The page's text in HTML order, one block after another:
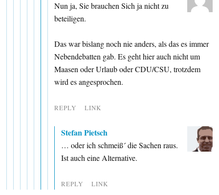
Nun ja, Sie brauchen Sich ja nicht zu
beteiligen.
Das war bislang noch nie anders, als das es immer
Nebendebatten gab. Es geht hier auch nicht um
Maasen oder Urlaub oder CDU/CSU, trotzdem
wird es angesprochen.
REPLY LINK
Stefan Pietsch
… oder ich schmeiß´ die Sachen raus.
Ist auch eine Alternative.
REPLY LINK